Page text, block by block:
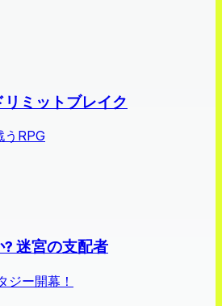
ミットブレイク
うRPG
迷宮の支配者
ジー開幕！